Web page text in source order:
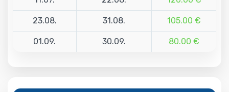
23.08. 31.08. 105.00 €
01.09. 30.09. 80.00 €